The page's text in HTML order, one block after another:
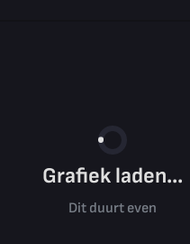
Grafiek laden...
Dit duurt even